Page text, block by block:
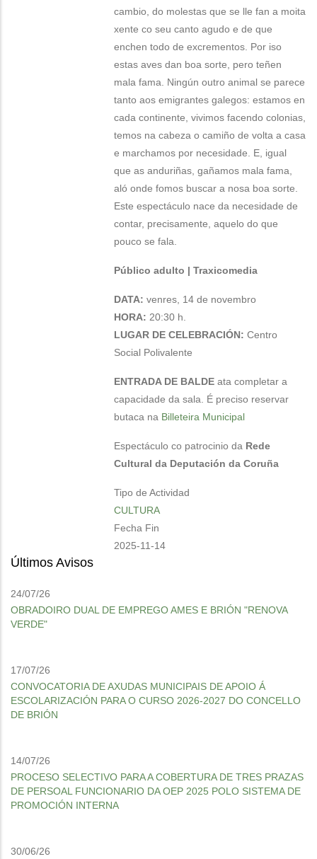
cambio, do molestas que se lle fan a moita
xente co seu canto agudo e de que
enchen todo de excrementos. Por iso
estas aves dan boa sorte, pero teñen
mala fama. Ningún outro animal se parece
tanto aos emigrantes galegos: estamos en
cada continente, vivimos facendo colonias,
temos na cabeza o camiño de volta a casa
e marchamos por necesidade. E, igual
que as anduriñas, gañamos mala fama,
aló onde fomos buscar a nosa boa sorte.
Este espectáculo nace da necesidade de
contar, precisamente, aquelo do que
pouco se fala.
Público adulto | Traxicomedia
DATA: venres, 14 de novembro
HORA: 20:30 h.
LUGAR DE CELEBRACIÓN: Centro
Social Polivalente
ENTRADA DE BALDE ata completar a
capacidade da sala. É preciso reservar
butaca na Billeteira Municipal
Espectáculo co patrocinio da Rede
Cultural da Deputación da Coruña
Tipo de Actividad
CULTURA
Fecha Fin
2025-11-14
Últimos Avisos
24/07/26
OBRADOIRO DUAL DE EMPREGO AMES E BRIÓN "RENOVA
VERDE"
17/07/26
CONVOCATORIA DE AXUDAS MUNICIPAIS DE APOIO Á
ESCOLARIZACIÓN PARA O CURSO 2026-2027 DO CONCELLO
DE BRIÓN
14/07/26
PROCESO SELECTIVO PARA A COBERTURA DE TRES PRAZAS
DE PERSOAL FUNCIONARIO DA OEP 2025 POLO SISTEMA DE
PROMOCIÓN INTERNA
30/06/26